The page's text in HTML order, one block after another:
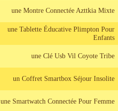
une Montre Connectée Azttkia Mixte
une Tablette Éducative Plimpton Pour
Enfants
une Clé Usb Vil Coyote Tribe
un Coffret Smartbox Séjour Insolite
une Smartwatch Connectée Pour Femme